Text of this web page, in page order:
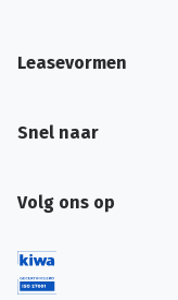
Leasevormen
Snel naar
Volg ons op